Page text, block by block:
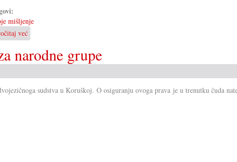
mišljenje
već
Zakon
mora
dati
narodne grupe
sudstva u Koruškoj. O osiguranju ovoga prava je u trenutku čuda